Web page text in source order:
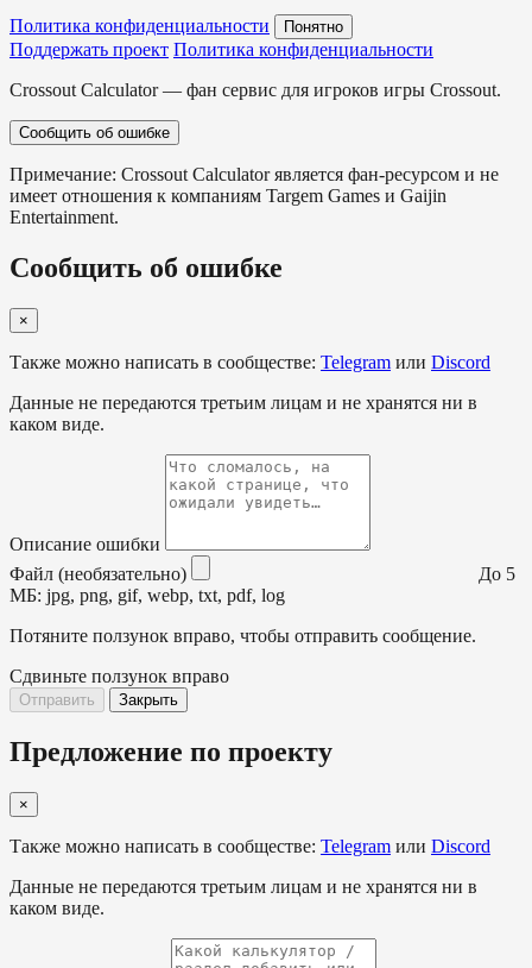
Политика конфиденциальности Понятно
Поддержать проект Политика конфиденциальности
Crossout Calculator — фан сервис для игроков игры Crossout.
Сообщить об ошибке
Примечание: Crossout Calculator является фан-ресурсом и не
имеет отношения к компаниям Targem Games и Gaijin
Entertainment.
Сообщить об ошибке
×
Также можно написать в сообществе: Telegram или Discord
Данные не передаются третьим лицам и не хранятся ни в
каком виде.
Описание ошибки
Файл (необязательно)
До 5
МБ: jpg, png, gif, webp, txt, pdf, log
Потяните ползунок вправо, чтобы отправить сообщение.
Сдвиньте ползунок вправо
Отправить Закрыть
Предложение по проекту
×
Также можно написать в сообществе: Telegram или Discord
Данные не передаются третьим лицам и не хранятся ни в
каком виде.